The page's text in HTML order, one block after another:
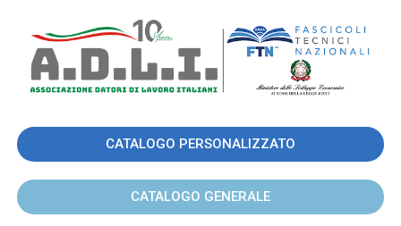
CATALOGO PERSONALIZZATO
CATALOGO GENERALE